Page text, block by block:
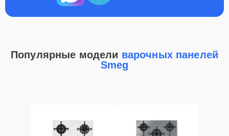
Популярные модели варочных панелей
Smeg